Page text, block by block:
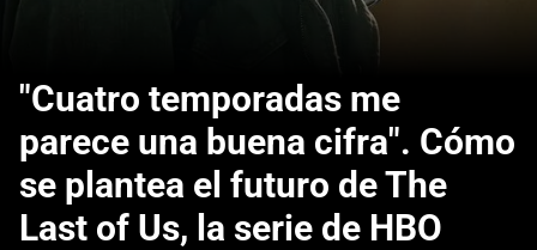
"Cuatro temporadas me
parece una buena cifra". Cómo
se plantea el futuro de The
Last of Us, la serie de HBO